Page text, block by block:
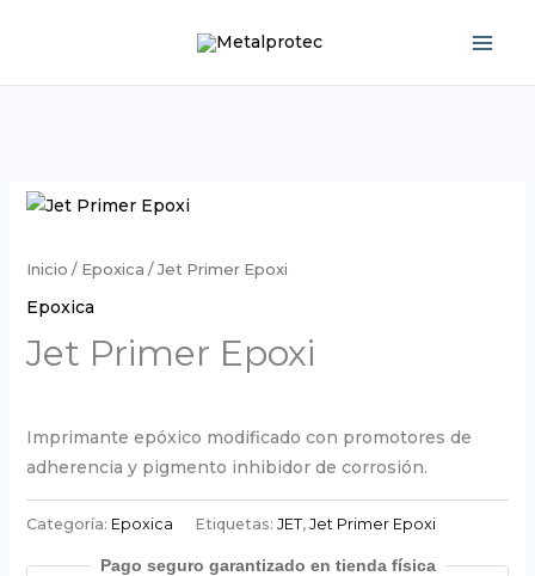
Inicio / Epoxica / Jet Primer Epoxi
Epoxica
Jet Primer Epoxi
Imprimante epóxico modificado con promotores de
adherencia y pigmento inhibidor de corrosión.
Categoría: Epoxica Etiquetas: JET, Jet Primer Epoxi
Pago seguro garantizado en tienda física